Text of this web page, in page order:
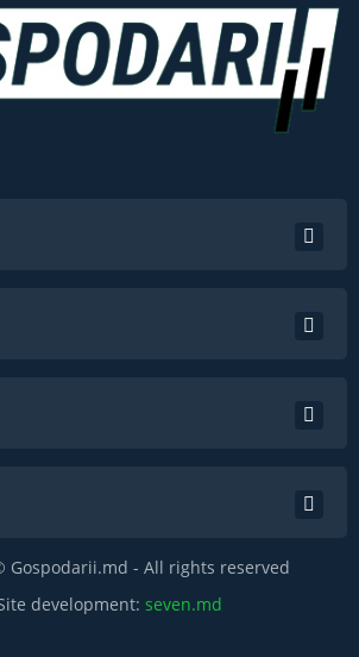
Gospodarii.md - All rights reserved
development: seven.md